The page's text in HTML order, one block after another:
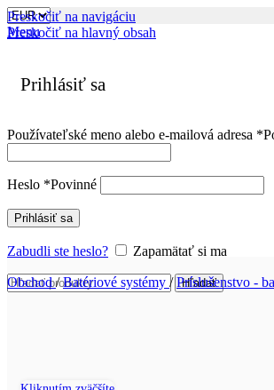
Preskočiť na navigáciu
Preskočiť na hlavný obsah
Menu
Prihlásiť sa
Používateľské meno alebo e-mailová adresa *
Heslo *Povinné
Prihlásiť sa
Zabudli ste heslo? Zapamätať si ma
Hľadať
Obchod/ Batériové systémy / Príslušenstvo -